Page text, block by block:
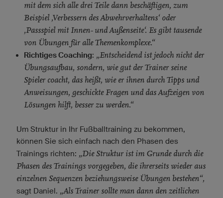
mit dem sich alle drei Teile dann beschäftigen, zum
Beispiel ‚Verbessern des Abwehrverhaltens‘ oder
‚Passspiel mit Innen- und Außenseite‘. Es gibt tausende
von Übungen für alle Themenkomplexe.“
Richtiges Coaching: „Entscheidend ist jedoch nicht der
Übungsaufbau, sondern, wie gut der Trainer seine
Spieler coacht, das heißt, wie er ihnen durch Tipps und
Anweisungen, geschickte Fragen und das Aufzeigen von
Lösungen hilft, besser zu werden.“
Um Struktur in Ihr Fußballtraining zu bekommen,
können Sie sich einfach nach den Phasen des
Trainings richten: „Die Struktur ist im Grunde durch die
Phasen des Trainings vorgegeben, die ihrerseits wieder aus
einzelnen Sequenzen beziehungsweise Übungen bestehen“,
sagt Daniel. „Als Trainer sollte man dann den zeitlichen